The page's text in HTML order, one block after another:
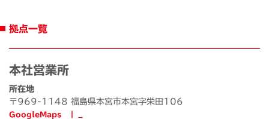
拠点一覧
本社営業所
所在地
〒969-1148 福島県本宮市本宮字栄田106
GoogleMaps ┃